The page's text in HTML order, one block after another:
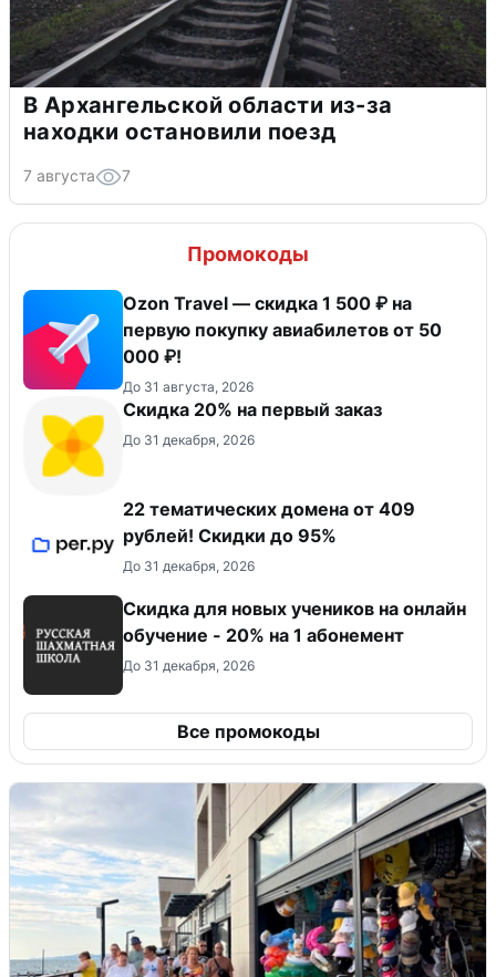
В Архангельской области из-за
находки остановили поезд
7 августа 7
Промокоды
Ozon Travel — скидка 1 500 ₽ на
первую покупку авиабилетов от 50
000 ₽!
До 31 августа, 2026
​Скидка 20% на первый заказ
До 31 декабря, 2026
22 тематических домена от 409
рублей! Скидки до 95%
До 31 декабря, 2026
Скидка для новых учеников на онлайн
обучение - 20% на 1 абонемент
До 31 декабря, 2026
Все промокоды